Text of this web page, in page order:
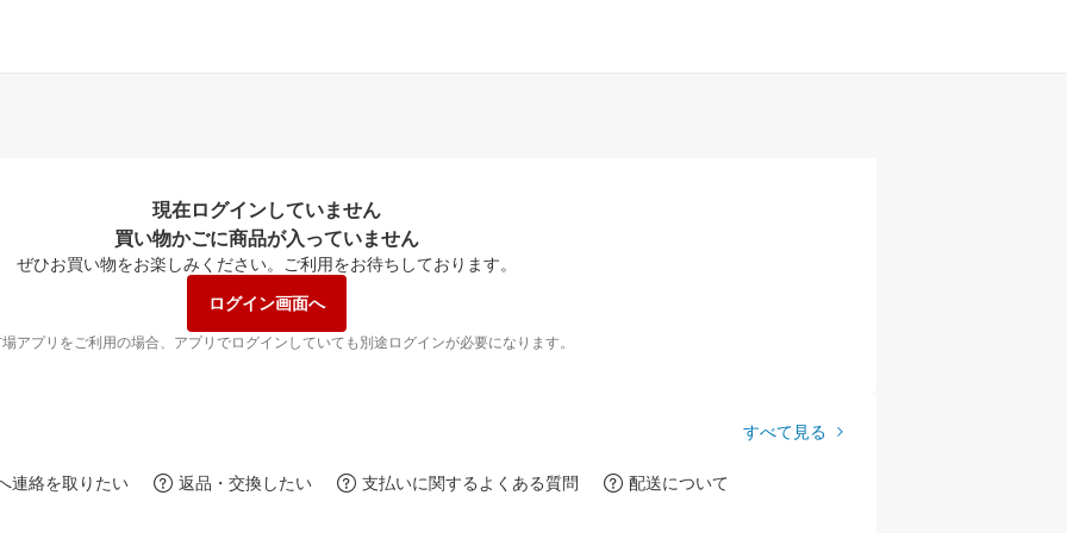
現在ログインしていません
買い物かごに商品が入っていません
ぜひお買い物をお楽しみください。 ご利用をお待ちしております。
ログイン画面へ
アプリをご利用の場合、アプリでログインしていても別途ログインが必要になります。
すべて見る
連絡を取りたい 返品・交換したい 支払いに関するよくある質問 配送について